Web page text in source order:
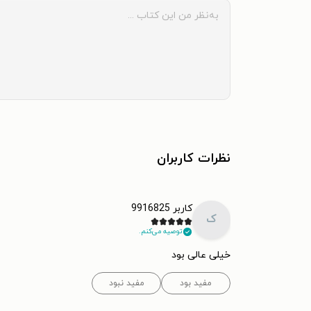
نظرات کاربران
ک
کاربر 9916825
توصیه می‌کنم.
خیلی عالی بود
مفید بود مفید نبود